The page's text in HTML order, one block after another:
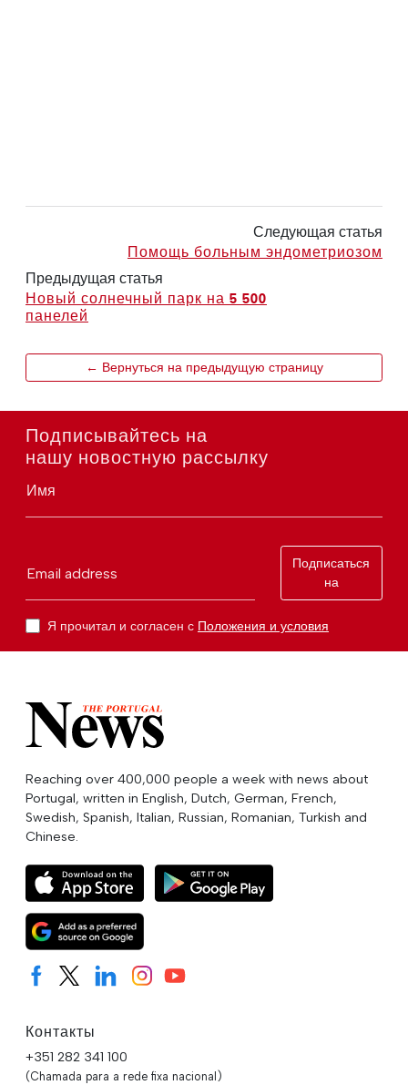
Следующая статья
Помощь больным эндометриозом
Предыдущая статья
Новый солнечный парк на 5 500
панелей
← Вернуться на предыдущую страницу
Подписывайтесь на
нашу новостную рассылку
Имя
Email address
Подписаться
на
Я прочитал и согласен с Положения и условия
Reaching over 400,000 people a week with news about
Portugal, written in English, Dutch, German, French,
Swedish, Spanish, Italian, Russian, Romanian, Turkish and
Chinese.
Контакты
+351 282 341 100
(Chamada para a rede fixa nacional)